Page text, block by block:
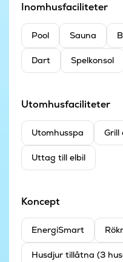
Inomhusfaciliteter
Pool Sauna
Dart Spelkonsol
Utomhusfaciliteter
Utomhusspa Grill
Uttag till elbil
Koncept
EnergiSmart
Husdjur tillåtna (3